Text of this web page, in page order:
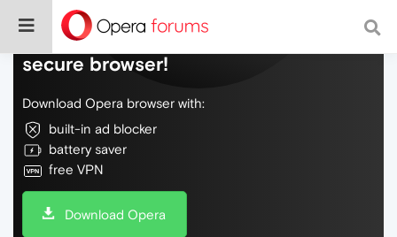
Do more on the web, with a fast and
secure browser!
Download Opera browser with:
built-in ad blocker
battery saver
free VPN
Download Opera